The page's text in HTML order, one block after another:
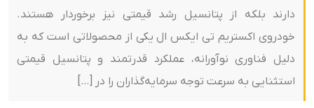
دارند بلکه از پتانسیل رشد قیمتی نیز برخوردار هستند.
خودروی اکستریم تی ایکس ال یکی از محصولاتی است که به
دلیل فناوری نوآورانه، عملکرد قدرتمند و پتانسیل قیمتی
استثنایی به سرعت توجه سرمایه‌گذاران را در […]